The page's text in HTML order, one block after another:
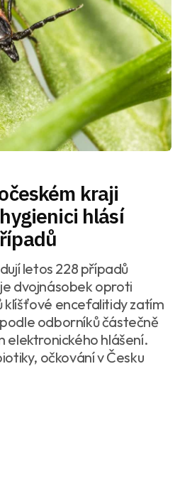
kraji
hlásí
letos 228 případů
dvojnásobek oproti
klíšťové encefalitidy zatím
odborníků částečně
elektronického hlášení.
očkování v Česku